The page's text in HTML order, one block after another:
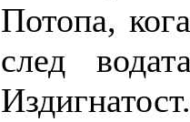
Потопа,
след